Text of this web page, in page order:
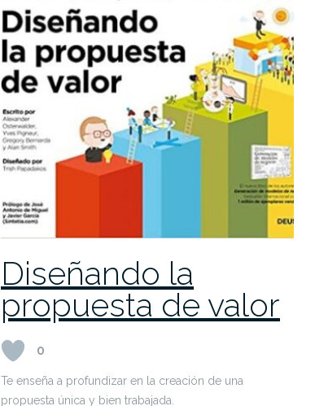
Diseñando la
propuesta de valor
0
Te enseña a profundizar en la creación de una
propuesta única y bien trabajada.